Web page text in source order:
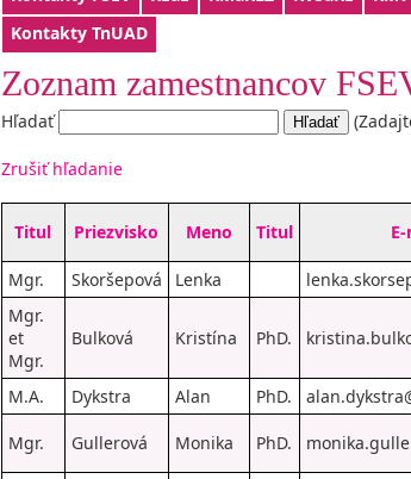
Kontakty TnUAD
Zoznam zamestnancov
Hľadať
Zrušiť hľadanie
Titul Priezvisko Meno Titul
Mgr. Skoršepová Lenka
Mgr.
et
Mgr.
Bulková Kristína PhD.
M.A. Dykstra Alan PhD.
Mgr. Gullerová Monika PhD.